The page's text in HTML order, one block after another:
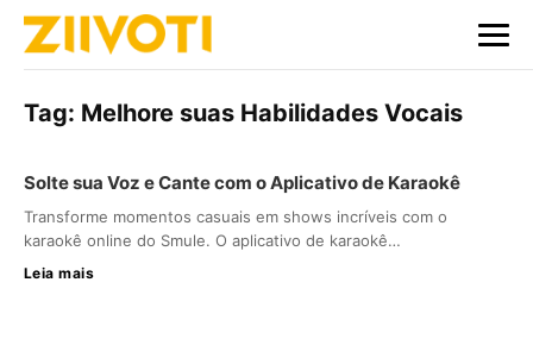
Tag: Melhore suas Habilidades Vocais
Solte sua Voz e Cante com o Aplicativo de Karaokê
Transforme momentos casuais em shows incríveis com o
karaokê online do Smule. O aplicativo de karaokê…
Leia mais